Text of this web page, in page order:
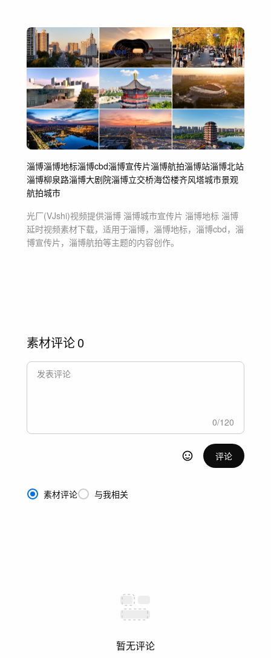
淄博淄博地标淄博cbd淄博宣传片淄博航拍淄博站淄博北站
淄博柳泉路淄博大剧院淄博立交桥海岱楼齐风塔城市景观
航拍城市
光厂(VJshi)视频提供淄博 淄博城市宣传片 淄博地标 淄博
延时视频素材下载，适用于淄博，淄博地标，淄博cbd，淄
博宣传片，淄博航拍等主题的内容创作。
素材评论0
0/120
评论
素材评论 与我相关
暂无评论